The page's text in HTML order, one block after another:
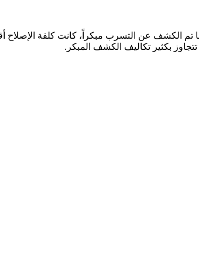
تم الكشف عن التسرب مبكراً، كانت كلفة الإصلاح
بكثير تكاليف الكشف المبكر.